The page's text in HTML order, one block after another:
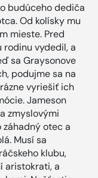
budúceho dediča
Od kolísky mu
mieste. Pred
rodinu vydedil, a
sa Graysonove
podujme sa na
vyriešiť ich
Jameson
zmyslovými
záhadný otec a
Musí sa
klubu,
aristokrati, a